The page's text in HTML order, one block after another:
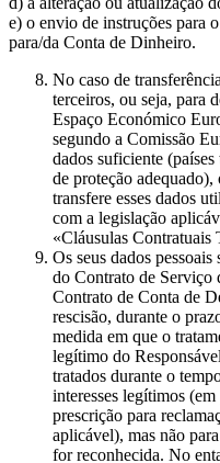
e) o envio de instruções para
para/da Conta de Dinheiro.
No caso de
terceiros, ou seja, para
Espaço Económico
segundo a Comissão
dados suficiente
de proteção
transfere esses dados
com a legislação
«Cláusulas Contratuais
Os seus dados
do Contrato de Serviço
Contrato de Conta de
rescisão, durante o
medida em que o
legítimo do
tratados durante o
interesses legítimos
prescrição para
aplicável), mas não
for reconhecida. No